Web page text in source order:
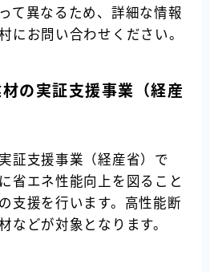
て異なるため、詳細な情報
にお問い合わせください。
の実証支援事業（経産
証支援事業（経産省）で
省エネ性能向上を図ること
支援を行います。高性能断
などが対象となります。